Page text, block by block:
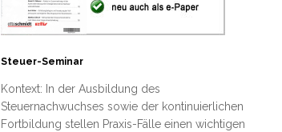
Steuer-Seminar
Kontext: In der Ausbildung des
Steuernachwuchses sowie der kontinuierlichen
Fortbildung stellen Praxis-Fälle einen wichtigen